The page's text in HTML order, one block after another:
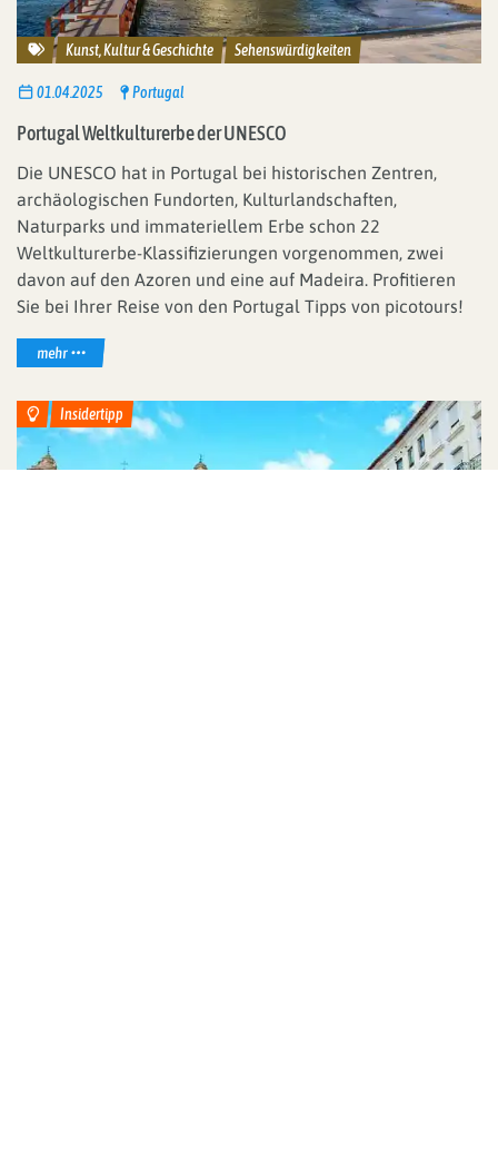
Portugal Weltkulturerbe der UNESCO
Die UNESCO hat in Portugal bei historischen Zentren,
archäologischen Fundorten, Kulturlandschaften,
Naturparks und immateriellem Erbe schon 22
Weltkulturerbe-Klassifizierungen vorgenommen, zwei
davon auf den Azoren und eine auf Madeira. Profitieren
Sie bei Ihrer Reise von den Portugal Tipps von picotours!
01.04.2025 Portugal
mehr
ReisethemenKunst, Kultur & Geschichte Sehenswürdigkeiten
ReisethemenInsidertipp